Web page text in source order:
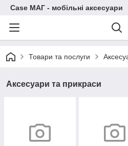
Case МАГ - мобільні аксесуари
Товари та послуги
Аксесуари та прикраси